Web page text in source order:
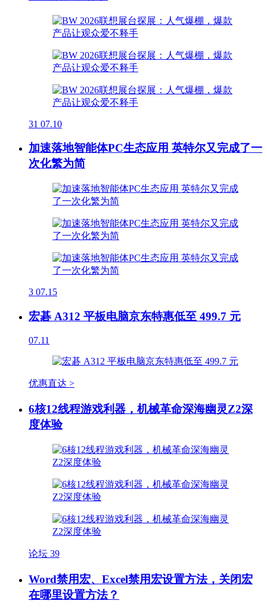
31 07.10
加速落地智能体PC生态应用 英特尔又完成了一
次化繁为简
3 07.15
宏碁 A312 平板电脑京东特惠低至 499.7 元
07.11
优惠直达 >
6核12线程游戏利器，机械革命深海幽灵Z2深
度体验
论坛 39
Word禁用宏、Excel禁用宏设置方法，关闭宏
在哪里设置方法？